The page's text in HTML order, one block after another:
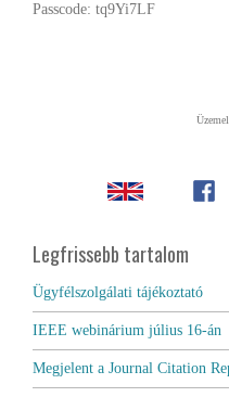
Passcode: tq9Yi7LF
Legfrissebb tartalom
Ügyfélszolgálati tájékoztató
IEEE webinárium július 16-án
Megjelent a Journal Citation